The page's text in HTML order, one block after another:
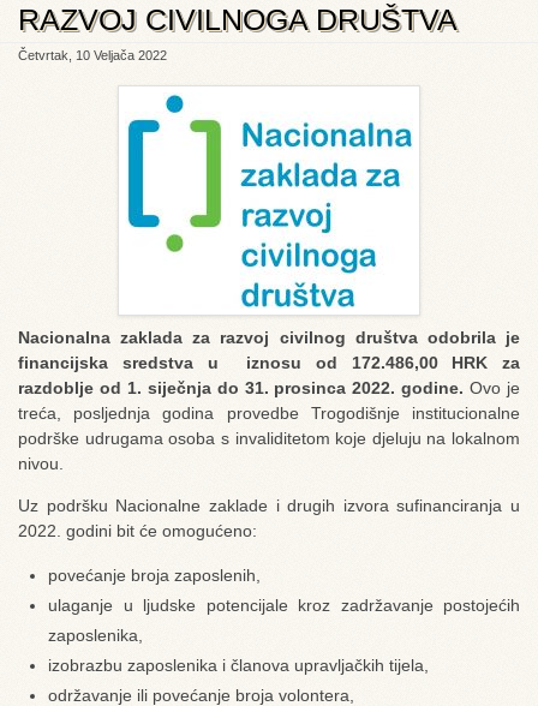
RAZVOJ CIVILNOGA DRUŠTVA
Četvrtak, 10 Veljača 2022
Nacionalna zaklada za razvoj civilnog društva odobrila je
financijska sredstva u iznosu od 172.486,00 HRK za
razdoblje od 1. siječnja do 31. prosinca 2022. godine. Ovo je
treća, posljednja godina provedbe Trogodišnje institucionalne
podrške udrugama osoba s invaliditetom koje djeluju na lokalnom
nivou.
Uz podršku Nacionalne zaklade i drugih izvora sufinanciranja u
2022. godini bit će omogućeno:
povećanje broja zaposlenih,
ulaganje u ljudske potencijale kroz zadržavanje postojećih
zaposlenika,
izobrazbu zaposlenika i članova upravljačkih tijela,
održavanje ili povećanje broja volontera,